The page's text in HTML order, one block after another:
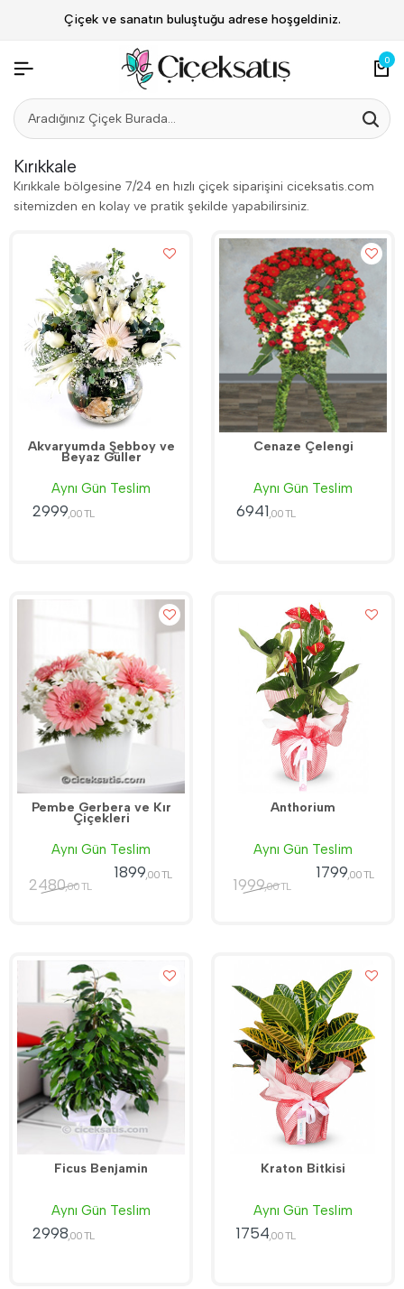
Çiçek ve sanatın buluştuğu adrese hoşgeldiniz.
0
Kırıkkale
Kırıkkale bölgesine 7/24 en hızlı çiçek siparişini ciceksatis.com
sitemizden en kolay ve pratik şekilde yapabilirsiniz.
Akvaryumda Şebboy ve
Beyaz Güller
Aynı Gün Teslim
2999,00 TL
Cenaze Çelengi
Aynı Gün Teslim
6941,00 TL
Pembe Gerbera ve Kır
Çiçekleri
Aynı Gün Teslim
2480,00 TL
1899,00 TL
Anthorium
Aynı Gün Teslim
1999,00 TL
1799,00 TL
Ficus Benjamin
Aynı Gün Teslim
2998,00 TL
Kraton Bitkisi
Aynı Gün Teslim
1754,00 TL